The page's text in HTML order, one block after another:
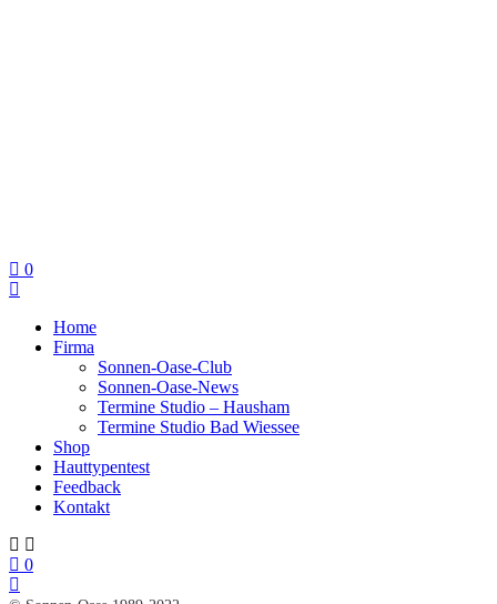
0
Home
Firma
Sonnen-Oase-Club
Sonnen-Oase-News
Termine Studio – Hausham
Termine Studio Bad Wiessee
Shop
Hauttypentest
Feedback
Kontakt
0